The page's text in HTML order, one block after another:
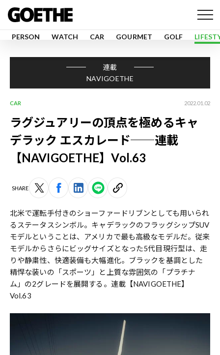
PERSON WATCH CAR GOURMET GOLF
連載
NAVIGOETHE
CAR 2022.01.02
ラグジュアリーの頂点を極めるキャ
デラック エスカレード──連載
【NAVIGOETHE】Vol.63
SHARE
北米で運転手付きのショーファードリブンとしても用いられ
るステータスシンボル。キャデラックのフラッグシップSUV
モデルということは、アメリカで最も高級なモデルだ。従来
モデルからさらにビッグサイズとなった5代目現行型は、走
りや静粛性、快適装備も大幅進化。ブラックを基調とした
精悍な装いの「スポーツ」と上質な雰囲気の「プラチナ
ム」の2グレードを展開する。連載【NAVIGOETHE】
Vol.63